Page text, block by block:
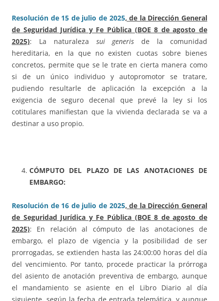
Resolución de 15 de julio de 2025, de la Dirección General
de Seguridad Jurídica y Fe Pública (BOE 8 de agosto de
2025): La naturaleza sui generis de la comunidad
hereditaria, en la que no existen cuotas sobre bienes
concretos, permite que se le trate en cierta manera como
si de un único individuo y autopromotor se tratare,
pudiendo resultarle de aplicación la excepción a la
exigencia de seguro decenal que prevé la ley si los
cotitulares manifiestan que la vivienda declarada se va a
destinar a uso propio.
CÓMPUTO DEL PLAZO DE LAS ANOTACIONES DE
EMBARGO:
Resolución de 16 de julio de 2025, de la Dirección General
de Seguridad Jurídica y Fe Pública (BOE 8 de agosto de
2025): En relación al cómputo de las anotaciones de
embargo, el plazo de vigencia y la posibilidad de ser
prorrogadas, se extienden hasta las 24:00:00 horas del día
del vencimiento. Por tanto, procede practicar la prórroga
del asiento de anotación preventiva de embargo, aunque
el mandamiento se asiente en el Libro Diario al día